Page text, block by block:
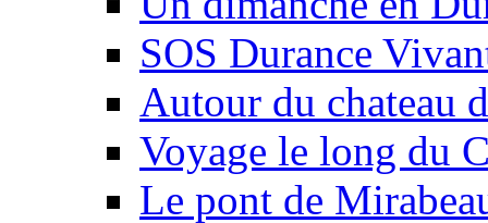
SOS Durance
Autour du chateau
Voyage le long du
Le pont de